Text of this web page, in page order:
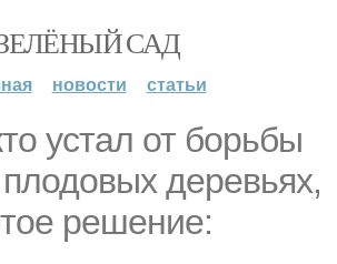
САД
новости статьи
устал от борьбы
деревьях,
решение: